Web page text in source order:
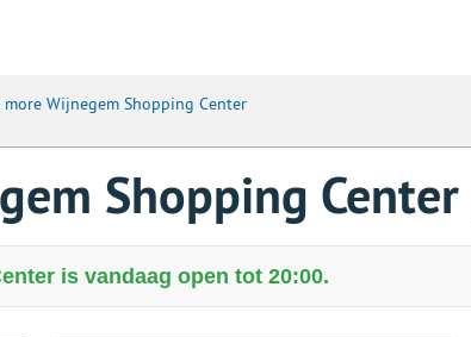
more Wijnegem Shopping Center
Shopping Center
is vandaag open tot 20:00.